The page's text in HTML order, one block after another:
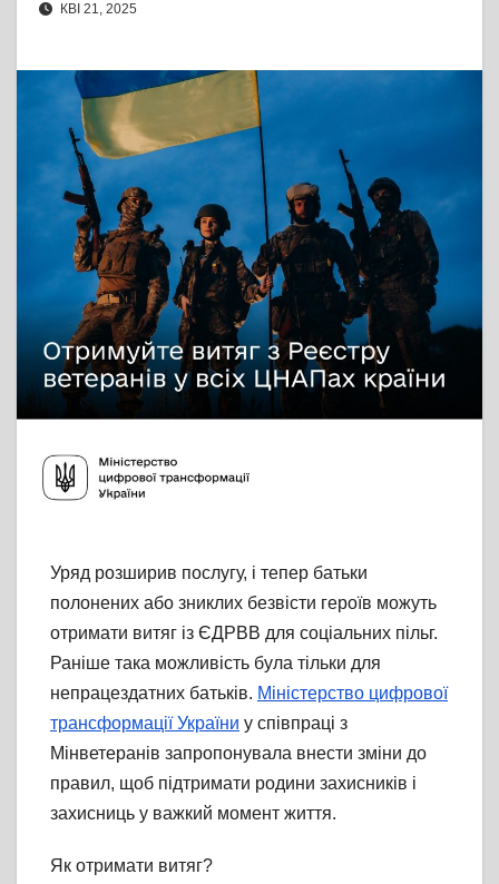
КВІ 21, 2025
Уряд розширив послугу, і тепер батьки
полонених або зниклих безвісти героїв можуть
отримати витяг із ЄДРВВ для соціальних пільг.
Раніше така можливість була тільки для
непрацездатних батьків. Міністерство цифрової
трансформації України у співпраці з
Мінветеранів запропонувала внести зміни до
правил, щоб підтримати родини захисників і
захисниць у важкий момент життя.
Як отримати витяг?